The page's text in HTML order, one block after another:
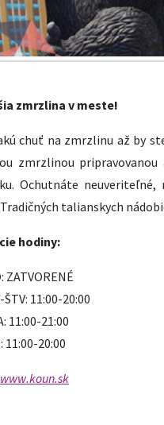
zmrzlina v meste!
chuť na zmrzlinu až by
zmrzlinou
Ochutnáte
talianskych
hodiny:
ZATVORENÉ
ŠTV: 11:00-20:00
11:00-21:00
11:00-20:00
www.koun.sk